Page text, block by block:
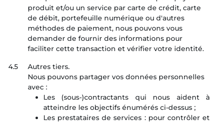
produit et/ou un service par carte de crédit, carte
de débit, portefeuille numérique ou d'autres
méthodes de paiement, nous pouvons vous
demander de fournir des informations pour
faciliter cette transaction et vérifier votre identité.
4.5
Autres tiers.
Nous pouvons partager vos données personnelles
avec :
Les (sous-)contractants qui nous aident à
atteindre les objectifs énumérés ci-dessus ;
Les prestataires de services : pour contrôler et